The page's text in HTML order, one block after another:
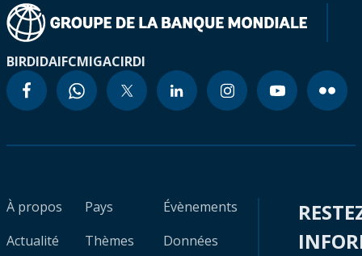
BIRDIDAIFCMIGACIRDI
À propos
Actualité
Pays
Thèmes
Évènements
Données